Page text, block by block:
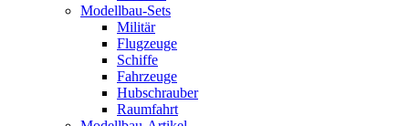
Modellbau-Sets
Militär
Flugzeuge
Schiffe
Fahrzeuge
Hubschrauber
Raumfahrt